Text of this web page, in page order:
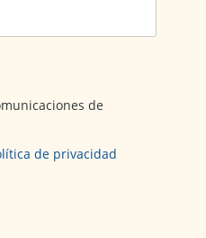
de
de privacidad